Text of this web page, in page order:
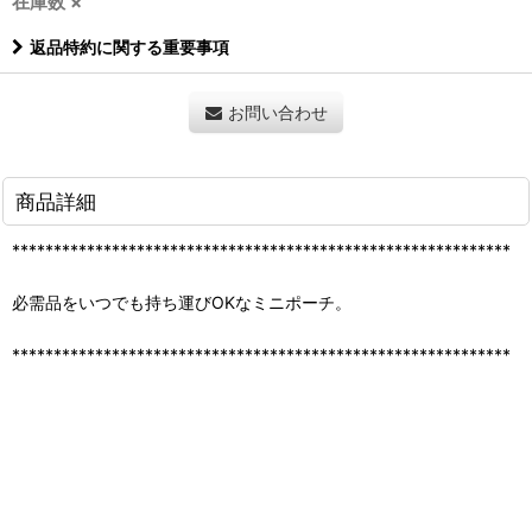
返品特約に関する重要事項
お問い合わせ
商品詳細
************************************************************
必需品をいつでも持ち運びOKなミニポーチ。
************************************************************